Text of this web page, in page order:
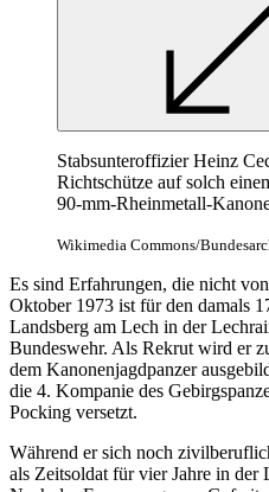
Stabsunteroffizier Heinz
Richtschütze auf solch
90-mm-Rheinmetall-
Wikimedia Commons/
Es sind Erfahrungen, die nicht
Oktober 1973 ist für den damals
Landsberg am Lech in der
Bundeswehr. Als Rekrut wird er
dem Kanonenjagdpanzer
die 4. Kompanie des
Pocking versetzt.
Während er sich noch
als Zeitsoldat für vier Jahre in